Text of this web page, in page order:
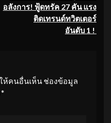
อลังการ! ฟู้ดทรัค 27 คัน แรง
ติดเทรนด์ทวิตเตอร์
อันดับ 1 !
ห้คนอื่นเห็น ช่องข้อมูล
*